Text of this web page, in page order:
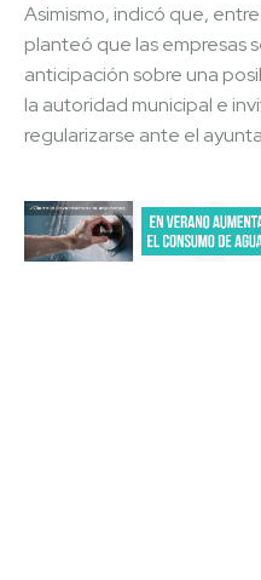
Asimismo, indicó que,
planteó que las empresas
anticipación sobre una
la autoridad municipal e
regularizarse ante el